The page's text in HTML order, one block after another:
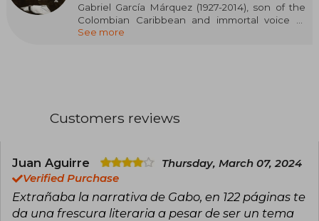
Gabriel García Márquez (1927-2014), son of the
Colombian Caribbean and immortal voice of
Spanish narrative, is one of the most influential
homeland and all of Latin America. Architect of
among yellow butterflies, eternal rains, and
towns where the impossible was part of
everyday life. His work gave life to a unique
narrative universe, where history breathes,
dreams, and bleeds intensely.
See more
Customers reviews
Juan Aguirre
Thursday, March 07, 2024
Verified Purchase
Extrañaba la narrativa de Gabo, en 122 páginas te
da una frescura literaria a pesar de ser un tema